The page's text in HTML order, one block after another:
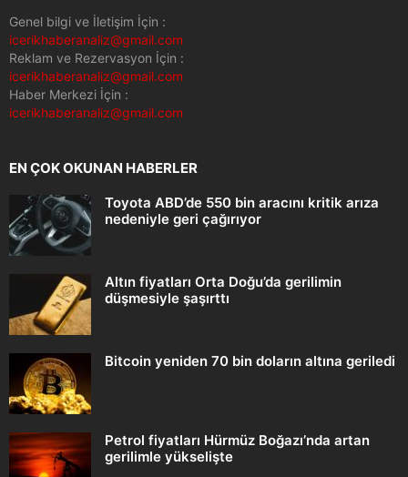
Genel bilgi ve İletişim İçin :
icerikhaberanaliz@gmail.com
Reklam ve Rezervasyon İçin :
icerikhaberanaliz@gmail.com
Haber Merkezi İçin :
icerikhaberanaliz@gmail.com
EN ÇOK OKUNAN HABERLER
Toyota ABD’de 550 bin aracını kritik arıza
nedeniyle geri çağırıyor
Altın fiyatları Orta Doğu’da gerilimin
düşmesiyle şaşırttı
Bitcoin yeniden 70 bin doların altına geriledi
Petrol fiyatları Hürmüz Boğazı’nda artan
gerilimle yükselişte